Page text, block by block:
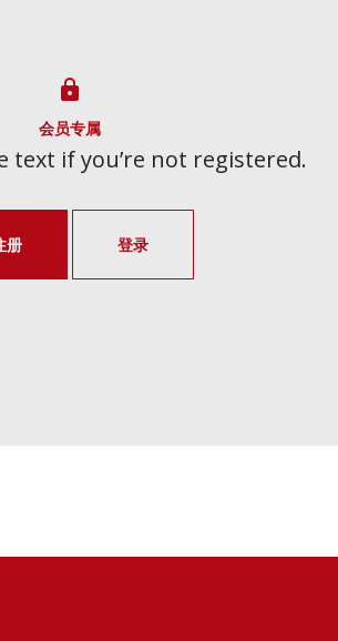

会员专属
text if you’re not registered.
册 登录